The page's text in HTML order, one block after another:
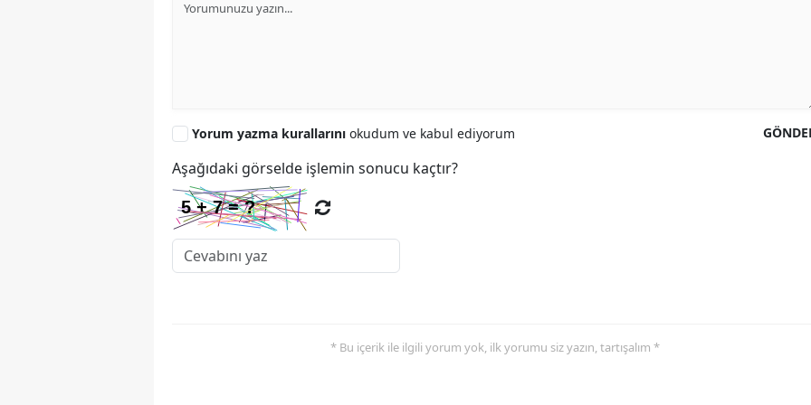
Yorum yazma kurallarını okudum ve kabul ediyorum
Aşağıdaki görselde işlemin sonucu kaçtır?
* Bu içerik ile ilgili yorum yok, ilk yorumu siz yazın, tartışalım *